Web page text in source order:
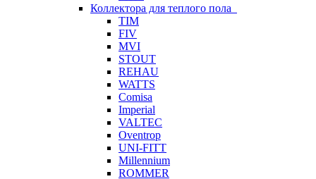
Коллектора для теплого пола
TIM
FIV
MVI
STOUT
REHAU
WATTS
Comisa
Imperial
VALTEC
Oventrop
UNI-FITT
Millennium
ROMMER